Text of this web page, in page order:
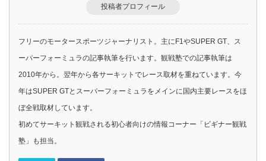
投稿者プロフィール
フリーのモータースポーツジャーナリスト。主にF1やSUPER GT、ス
ーパーフォーミュラの記事執筆を行います。観戦塾での記事執筆は
2010年から。翌年から各サーキットでレース取材を重ねています。今
年はSUPER GTとスーパーフォーミュラをメインに国内主要レースをほ
ぼ全戦取材しています。
初めてサーキット観戦される初心者向けの情報コーナー「ビギナー観戦
塾」も担当。